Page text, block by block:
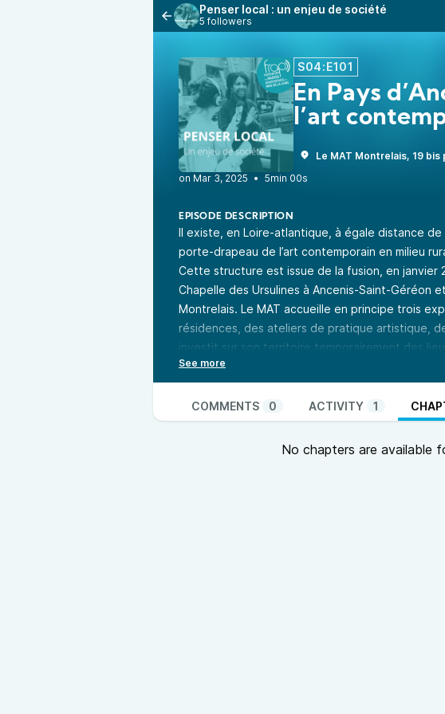
Penser local : un enjeu de société
5 followers
S04:E101
En Pays
l’art
Le MAT Montrelais, 19
• 5min 00s
EPISODE DESCRIPTION
Il existe, en Loire-atlantique, à égale distance de
porte-drapeau de l’art contemporain en milieu
Cette structure est issue de la fusion, en janvier
Chapelle des Ursulines à Ancenis-Saint-Géréon
Montrelais. Le MAT accueille en principe trois
résidences, des ateliers de pratique artistique,
investit sur son territoire temporairement des
exemple un Ephad ou une salle municipale. Le
bénévoles et emploie trois salarié·e·s.
Michel Sourget, d’ Alternantes FM, a tendu son
programmation, et Jennifer Gobert, médiatrice.
Pour en savoir plus, rendez-vous sur le
site du
COMMENTS 0 ACTIVITY 1
No chapters are available